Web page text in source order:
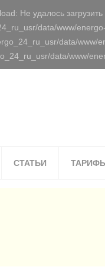
Не удалось загрузить
data/www/
data/
data/www/
СТАТЬИ